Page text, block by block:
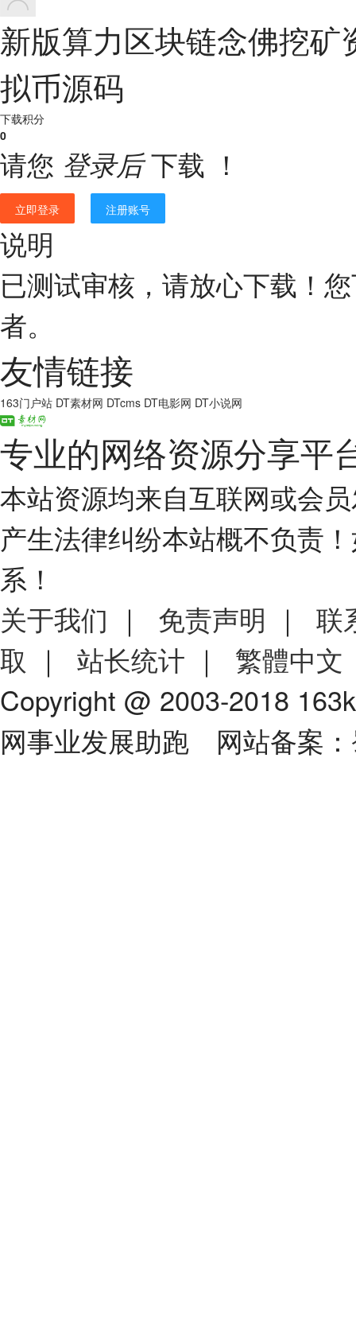
新版算力区块链念佛挖
拟币源码
下载积分
0
请您 登录后下载 ！
立即登录 注册账号
说明
已测试审核，请放心下载！
者。
友情链接
163门户站 DT素材网 DTcms DT电影网 DT小说网
专业的网络资源分享平
本站资源均来自互联网或会
产生法律纠纷本站概不负责
系！
关于我们 ｜ 免责声明 ｜ 联
取 ｜ 站长统计 ｜ 繁體中文
Copyright @ 2003-2018
网事业发展助跑 网站备案：